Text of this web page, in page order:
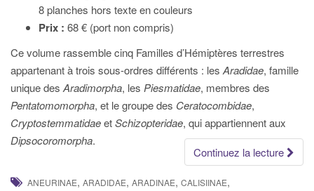
8 planches hors texte en couleurs
Prix : 68 € (port non compris)
Ce volume rassemble cinq Familles d’Hémiptères terrestres
appartenant à trois sous-ordres différents : les Aradidae, famille
unique des Aradimorpha, les Piesmatidae, membres des
Pentatomomorpha, et le groupe des Ceratocombidae,
CryptostemmatidaeetSchizopteridae, qui appartiennent aux
Dipsocoromorpha.
Continuez la lecture
ANEURINAE, ARADIDAE, ARADINAE, CALISIINAE,